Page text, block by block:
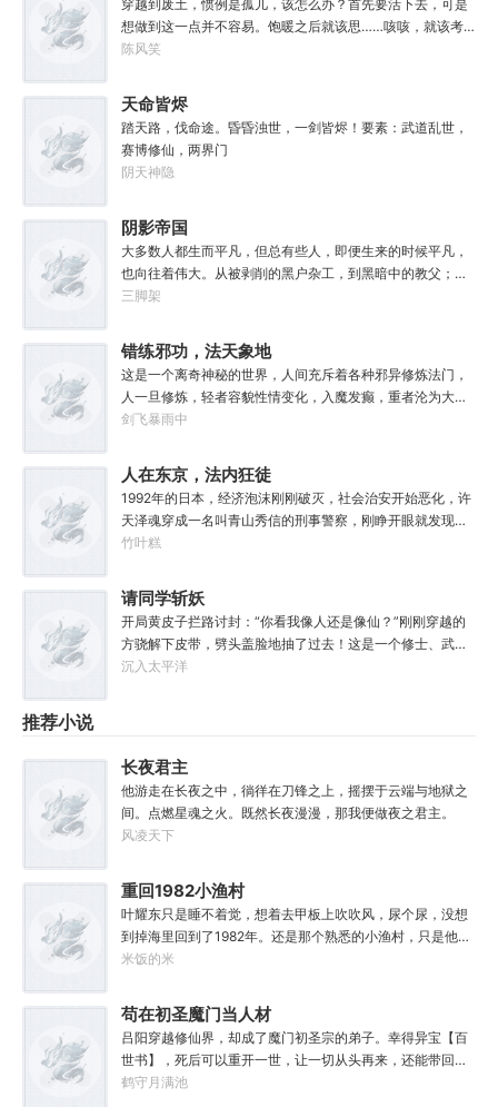
给打碎了。色孽：其实达奇已经被我腐化了，但我不敢告诉
他。………………达奇：前面忘了，后面也忘了，总之，让亚
艾琳捕捉！
废土
穿越到废土，惯例是孤儿，该怎么办？首先要活下去，可是
想做到这一点并不容易。饱暖之后就该思……咳咳，就该考
虑怎么变强了，这更不容易。等曲涧磊开始逐渐变强，他意
陈风笑
天命皆烬
踏天路，伐命途。昏昏浊世，一剑皆烬！要素：武道乱世，
赛博修仙，两界门
阴天神隐
阴影帝国
大多数人都生而平凡，但总有些人，即便生来的时候平凡，
也向往着伟大。从被剥削的黑户杂工，到黑暗中的教父；从
遵守规则的社会底层，到制定规则的幕后皇帝；阳光照耀时
不仅能够和光一样大，甚至还能遮住光！”“我们从不敲诈勒
索任何人，我们赚到的每一分钱，在良心上都能过的去。”如
果有人在夜晚敲响你的房门，他们要么为你带来我的问候，
要么为你的狂妄带来毁灭。至于你会得到什么，这要看你怎
么选，我的朋友！
三脚架
错练邪功，法天象地
这是一个离奇神秘的世界，人间充斥着各种邪异修炼法门，
人一旦修炼，轻者容貌性情变化，入魔发癫，重者沦为大
药，供邪魔采食……段云穿越而来，意外得到一本大药功法
的情况下，让这功法脱胎换骨，玉剑指路，洞穿一切。后来
他学成的功法越来越多，怀揣“达者兼济天下”的理念，段云
从不藏私，传武天下。谁曾想……“段魔头误我！他告诉我这
桩功滋阴壮阳，如今我却只能蹲着尿尿，呜呜......”“这本《七
分归元气》是那魔头教的我，我如今不是被杀就是踩屎，神
万妙宫的仙子本来要举宫飞天的，结果却一夜间入了魔，沦
为妖女，这都是段老魔的手笔！”……段云很是不解，自己不
过练练武，传传功，偶尔法天象地一下，怎么就成了罄竹难
书的魔头了呢？这是污蔑！同样的功法，为什么我就没有问
剑飞暴雨中
人在东京，法内狂徒
1992年的日本，经济泡沫刚刚破灭，社会治安开始恶化，许
天泽魂穿成一名叫青山秀信的刑事警察，刚睁开眼就发现自
己正被五花大绑着……新世纪初有权威杂志称：从90年代开
位传奇人物。对此部分日本国民表示：八嘎！我们宁愿再失
去100年也不想要这个国贼！
竹叶糕
请同学斩妖
开局黄皮子拦路讨封：“你看我像人还是像仙？”刚刚穿越的
方骁解下皮带，劈头盖脸地抽了过去！这是一个修士、武者
和凡人并存，妖魔鬼怪横行的危险世界。幸好方骁带来的物
【……】杀死妖怪就能得到经验，修炼功法可以加点晋升。
方骁由此踏上了一条斩妖除魔、日月换新的逆天之路！
————————“方骁同学，大事不妙，上古妖皇出世
了！”“知道啦，我就去斩了它！”
沉入太平洋
推荐小说
长夜君主
他游走在长夜之中，徜徉在刀锋之上，摇摆于云端与地狱之
间。点燃星魂之火。既然长夜漫漫，那我便做夜之君主。
风凌天下
重回1982小渔村
叶耀东只是睡不着觉，想着去甲板上吹吹风，尿个尿，没想
到掉海里回到了1982年。还是那个熟悉的小渔村，只是他已
经不是年轻时候的他了。混账了半辈子，这回他想好好来过
他也没什么大理想大志向，只想挽回遗憾，跟老婆好好过日
子，一家子平安喜乐就好。
米饭的米
苟在初圣魔门当人材
吕阳穿越修仙界，却成了魔门初圣宗的弟子。幸得异宝【百
世书】，死后可以重开一世，让一切从头再来，还能带回前
世的宝物，修为，寿命，甚至觉醒特殊的天赋。奈何次数有
鹤守月满池